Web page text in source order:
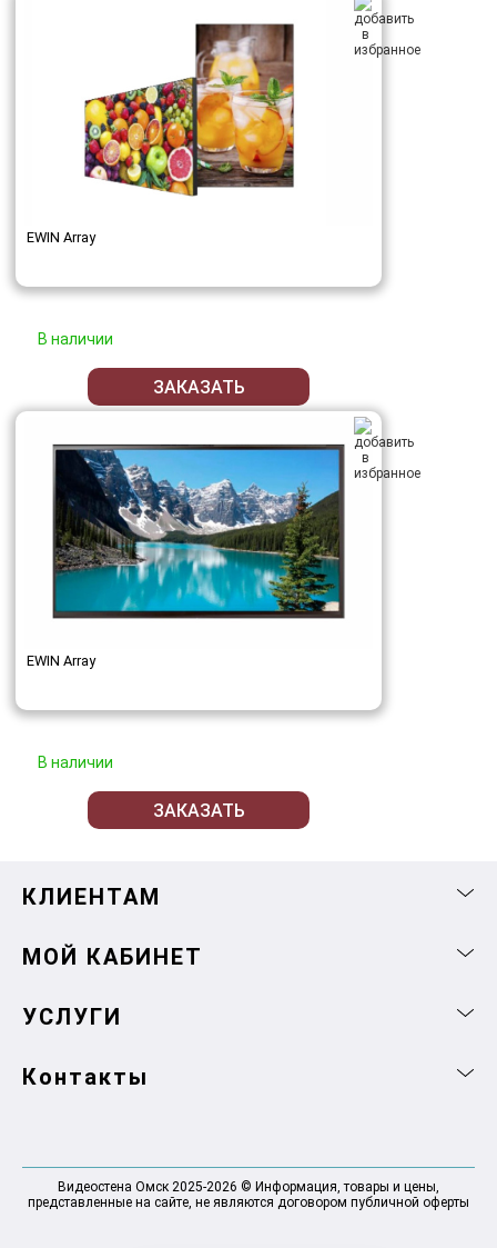
EWIN Array
В наличии
ЗАКАЗАТЬ
EWIN Array
В наличии
ЗАКАЗАТЬ
КЛИЕНТАМ
МОЙ КАБИНЕТ
УСЛУГИ
Контакты
Видеостена Омск 2025-2026 © Информация, товары и цены,
представленные на сайте, не являются договором публичной оферты